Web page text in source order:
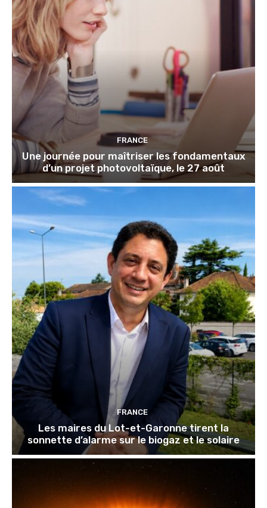
FRANCE
Une journée pour maîtriser les fondamentaux
d’un projet photovoltaïque, le 27 août
FRANCE
Les maires du Lot-et-Garonne tirent la
sonnette d’alarme sur le biogaz et le solaire